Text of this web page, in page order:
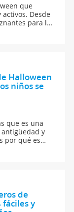
que
Desde
para la
son
el trabajo en
Halloween
niños se
que es una
y
por qué es
negro es el
más
de
fáciles y